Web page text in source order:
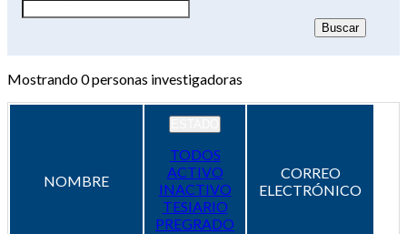
Mostrando0personas investigadoras
NOMBRE
TODOS
ACTIVO
INACTIVO
TESIARIO
PREGRADO
CORREO
ELECTRÓNICO